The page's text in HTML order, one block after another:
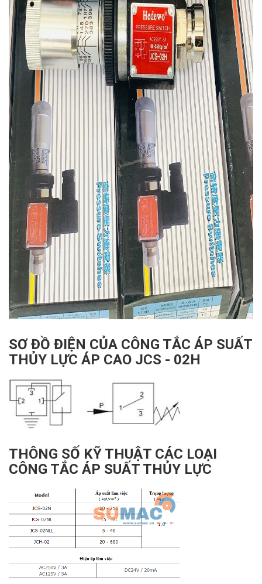
SƠ ĐỒ ĐIỆN CỦA CÔNG TẮC ÁP SUẤT
THỦY LỰC ÁP CAO JCS - 02H
THÔNG SỐ KỸ THUẬT CÁC LOẠI
CÔNG TẮC ÁP SUẤT THỦY LỰC